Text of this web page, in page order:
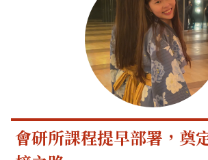
會研所課程提早部署，奠